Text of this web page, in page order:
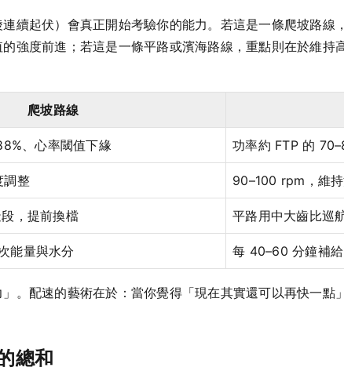
續起伏）會真正開始考驗你的能力。若這是一條爬坡路線
強度前進；若這是一條平路或濱海路線，重點則在於維持
爬坡路線
、心率閾值下緣 功率約 FTP 的
調整 90–100 rpm，維
，提前換檔 平路用中大齒比巡
能量與水分 每 40–60 分鐘補
。配速的藝術在於：當你覺得「現在其實還可以再快一點
總和